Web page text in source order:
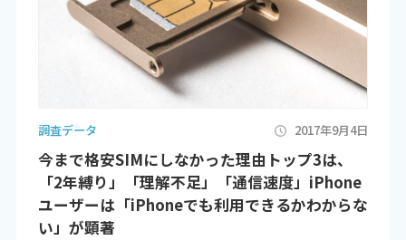
調査データ 2017年9月4日
今まで格安SIMにしなかった理由トップ3は、
「2年縛り」「理解不足」「通信速度」iPhone
ユーザーは「iPhoneでも利用できるかわからな
い」が顕著